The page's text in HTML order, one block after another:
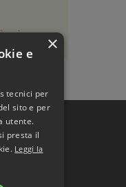
×
e
tecnici per
sito e per
utente.
presta il
Leggi la